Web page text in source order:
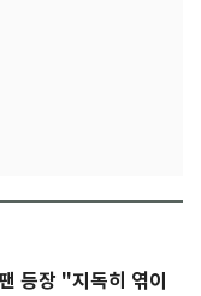
등장 "지독히 엮이